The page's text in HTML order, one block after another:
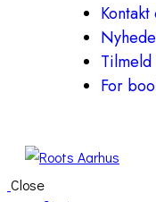
Kontakt
For
Close